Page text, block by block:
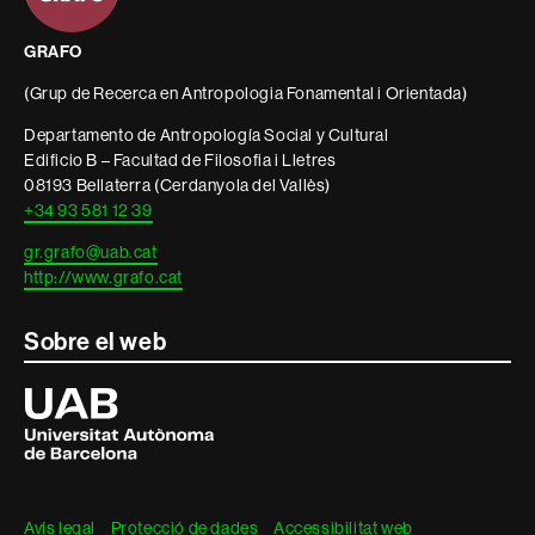
legal
GRAFO
(Grup de Recerca en Antropologia Fonamental i Orientada)
Departamento de Antropología Social y Cultural
Edificio B – Facultad de Filosofia i Lletres
08193 Bellaterra (Cerdanyola del Vallès)
+34 93 581 12 39
gr.grafo@uab.cat
http://www.grafo.cat
Sobre el web
Universitat
Autònoma
de
Barcelona
Avís legal Protecció de dades Accessibilitat web